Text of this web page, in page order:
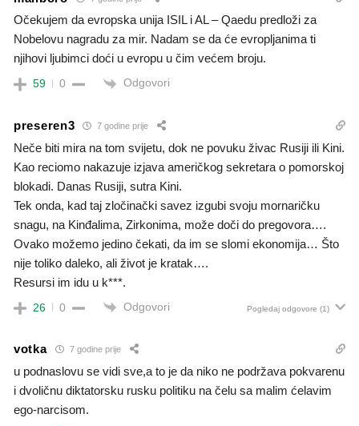
Očekujem da evropska unija ISIL i AL – Qaedu predloži za
Nobelovu nagradu za mir. Nadam se da će evropljanima ti
njihovi ljubimci doći u evropu u čim većem broju.
59 0 Odgovori
preseren3 7 godine prije
Neče biti mira na tom svijetu, dok ne povuku živac Rusiji ili Kini.
Kao reciomo nakazuje izjava američkog sekretara o pomorskoj
blokadi. Danas Rusiji, sutra Kini.
Tek onda, kad taj zločinački savez izgubi svoju mornaričku
snagu, na Kinđalima, Zirkonima, može doči do pregovora….
Ovako možemo jedino čekati, da im se slomi ekonomija… Što
nije toliko daleko, ali život je kratak….
Resursi im idu u k***.
26 0 Odgovori Pogledaj odgovore (1)
votka 7 godine prije
u podnaslovu se vidi sve,a to je da niko ne podržava pokvarenu
i dvoličnu diktatorsku rusku politiku na čelu sa malim ćelavim
ego-narcisom.